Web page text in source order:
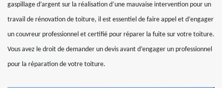
gaspillage d’argent sur la réalisation d’une mauvaise intervention pour un
travail de rénovation de toiture, il est essentiel de faire appel et d’engager
un couvreur professionnel et certifié pour réparer la fuite sur votre toiture.
Vous avez le droit de demander un devis avant d’engager un professionnel
pour la réparation de votre toiture.